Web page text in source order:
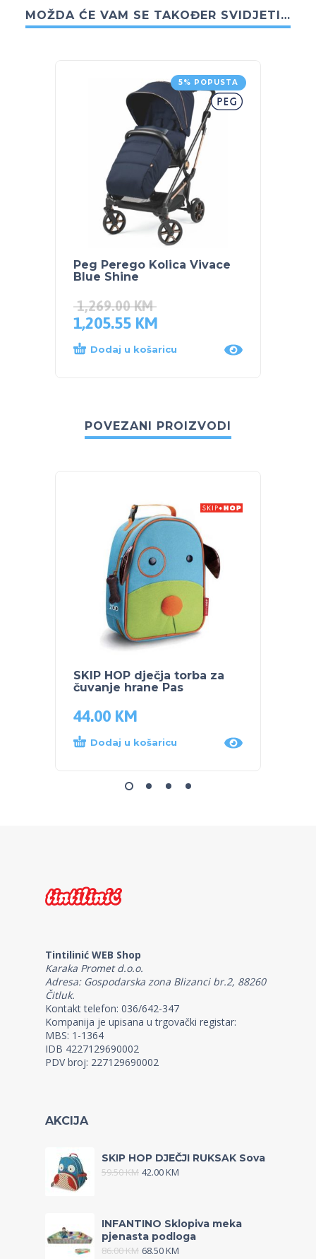
MOŽDA ĆE VAM SE TAKOĐER SVIDJETI…
5% POPUSTA
Peg Perego Kolica Vivace
Blue Shine
1,269.00KM
1,205.55 KM
Dodaj u košaricu
POVEZANI PROIZVODI
SKIP HOP dječja torba za
čuvanje hrane Pas
44.00 KM
Dodaj u košaricu
Tintilinić WEB Shop
Karaka Promet d.o.o.
Adresa: Gospodarska zona Blizanci br.2, 88260
Čitluk.
Kontakt telefon: 036/642-347
Kompanija je upisana u trgovački registar:
MBS: 1-1364
IDB 4227129690002
PDV broj: 227129690002
AKCIJA
SKIP HOP DJEČJI RUKSAK Sova
59.50KM 42.00KM
INFANTINO Sklopiva meka
pjenasta podloga
86.00KM 68.50KM